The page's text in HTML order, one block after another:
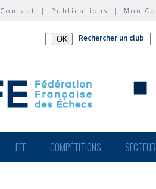
Contact | Publications | Mon
Rechercher un club
FFE COMPÉTITIONS